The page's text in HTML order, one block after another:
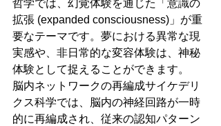
哲学では、幻覚体験を通じた「意識の
拡張 (expanded consciousness)」が重
要なテーマです。夢における異常な現
実感や、非日常的な変容体験は、神秘
体験として捉えることができます。
脳内ネットワークの再編成サイケデリ
クス科学では、脳内の神経回路が一時
的に再編成され、従来の認知パターン